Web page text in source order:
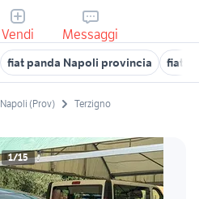
Vendi Messaggi
fiat panda Napoli provincia fiat
Napoli (Prov) Terzigno
1/15